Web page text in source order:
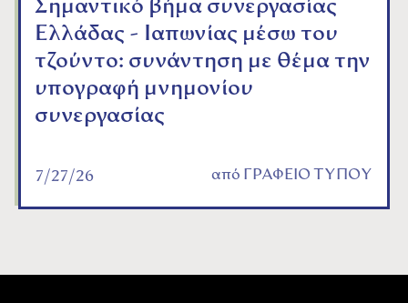
Σημαντικό βήμα συνεργασίας
Ελλάδας - Ιαπωνίας μέσω του
τζούντο: συνάντηση με θέμα την
υπογραφή μνημονίου
συνεργασίας
7/27/26 από ΓΡΑΦΕΙΟ ΤΥΠΟΥ